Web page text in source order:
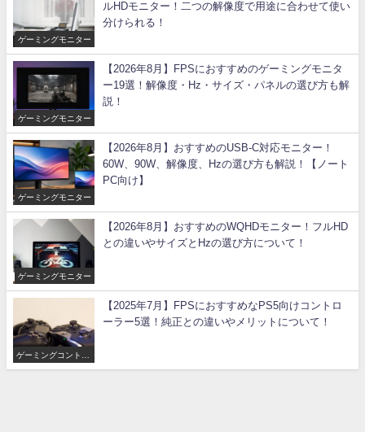
ゲーミングモニター
ルHDモニター！二つの解像度で用途に合わせて使い
分けられる！
ゲーミングモニター
【2026年8月】FPSにおすすめのゲーミングモニタ
ー19選！解像度・Hz・サイズ・パネルの選び方も解
説！
ゲーミングモニター
【2026年8月】おすすめのUSB-C対応モニター！
60W、90W、解像度、Hzの選び方も解説！【ノート
PC向け】
ゲーミングモニター
【2026年8月】おすすめのWQHDモニター！フルHD
との違いやサイズとHzの選び方について！
ゲーミングコントロ
ーラー
【2025年7月】FPSにおすすめなPS5向けコントロ
ーラー5選！純正との違いやメリットについて！